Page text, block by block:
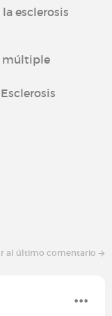
esclerosis
múltiple
al último comentario